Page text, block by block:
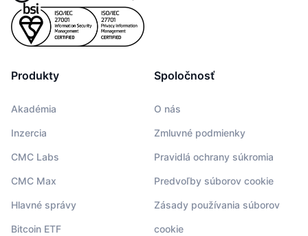
Produkty
Akadémia
Inzercia
CMC Labs
CMC Max
Hlavné správy
Bitcoin ETF
Spoločnosť
O nás
Zmluvné podmienky
Pravidlá ochrany súkromia
Predvoľby súborov cookie
Zásady používania súborov
cookie